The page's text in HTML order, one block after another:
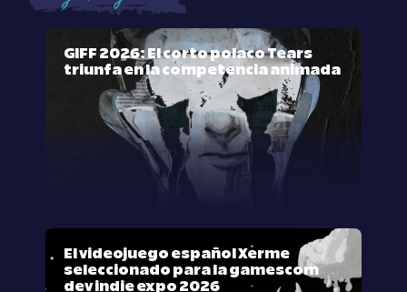
GIFF 2026: El corto polaco Tears
triunfa en la competencia animada
El videojuego español Xerme
seleccionado para la gamescom
dev indie expo 2026